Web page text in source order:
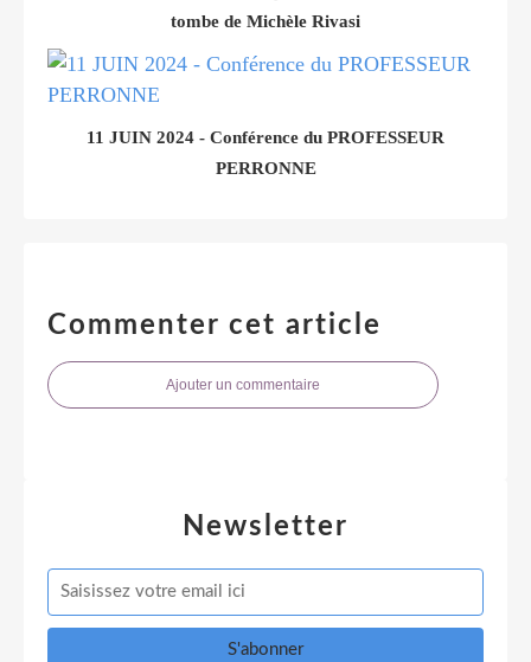
tombe de Michèle Rivasi
11 JUIN 2024 - Conférence du PROFESSEUR
PERRONNE
Commenter cet article
Ajouter un commentaire
Newsletter